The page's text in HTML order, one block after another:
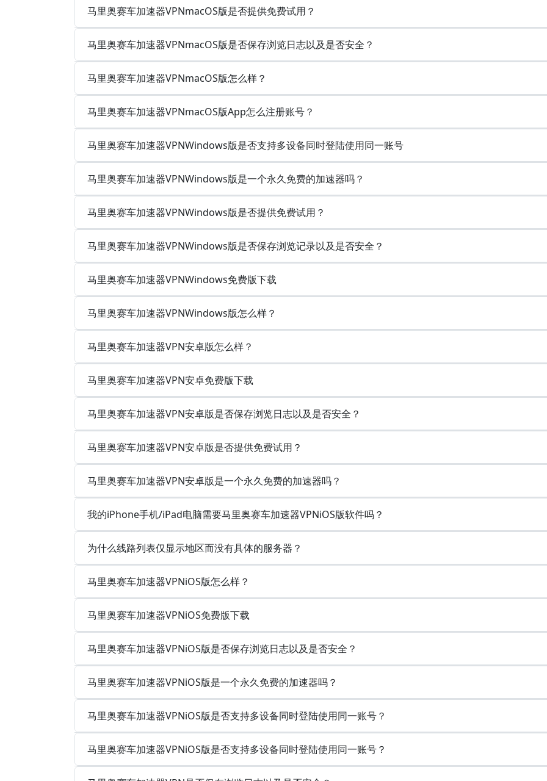
马里奥赛车加速器VPNmacOS版是否提供免费试用？
马里奥赛车加速器VPNmacOS版是否保存浏览日志以及是否安全？
马里奥赛车加速器VPNmacOS版怎么样？
马里奥赛车加速器VPNmacOS版App怎么注册账号？
马里奥赛车加速器VPNWindows版是否支持多设备同时登陆使用同一账号
马里奥赛车加速器VPNWindows版是一个永久免费的加速器吗？
马里奥赛车加速器VPNWindows版是否提供免费试用？
马里奥赛车加速器VPNWindows版是否保存浏览记录以及是否安全？
马里奥赛车加速器VPNWindows免费版下载
马里奥赛车加速器VPNWindows版怎么样？
马里奥赛车加速器VPN安卓版怎么样？
马里奥赛车加速器VPN安卓免费版下载
马里奥赛车加速器VPN安卓版是否保存浏览日志以及是否安全？
马里奥赛车加速器VPN安卓版是否提供免费试用？
马里奥赛车加速器VPN安卓版是一个永久免费的加速器吗？
我的iPhone手机/iPad电脑需要马里奥赛车加速器VPNiOS版软件吗？
为什么线路列表仅显示地区而没有具体的服务器？
马里奥赛车加速器VPNiOS版怎么样？
马里奥赛车加速器VPNiOS免费版下载
马里奥赛车加速器VPNiOS版是否保存浏览日志以及是否安全？
马里奥赛车加速器VPNiOS版是一个永久免费的加速器吗？
马里奥赛车加速器VPNiOS版是否支持多设备同时登陆使用同一账号？
马里奥赛车加速器VPNiOS版是否支持多设备同时登陆使用同一账号？